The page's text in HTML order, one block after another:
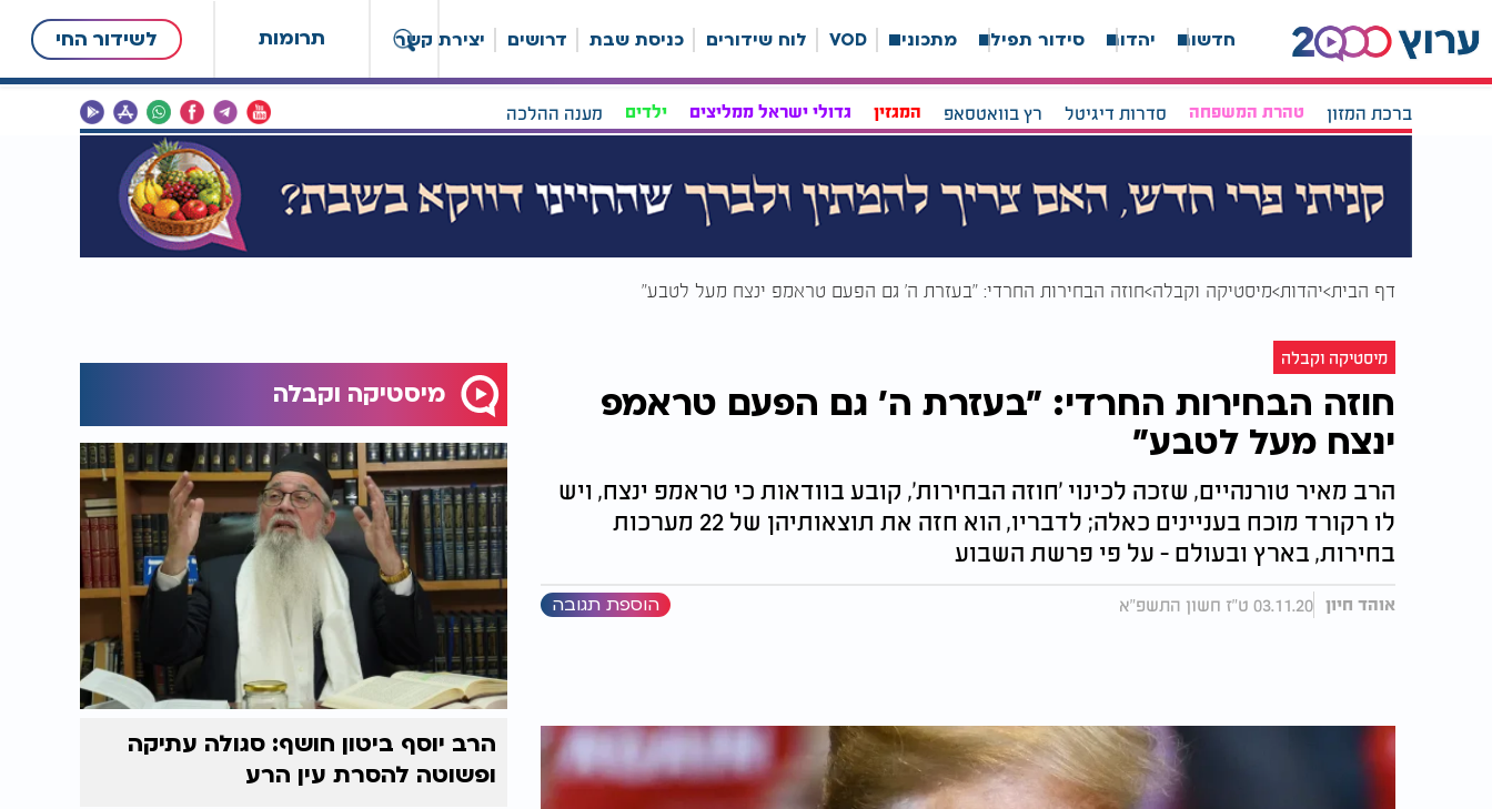
תרומות לשידור החי חדשות יהדות סידור תפילה מתכונים VOD לוח שידורים כניסת שבת דרושים יצירת קשר
ברכת המזון טהרת המשפחה סדרות דיגיטל רץ בוואטסאפ המגזין גדולי ישראל ממליצים ילדים מענה ההלכה
דף הבית יהדות מיסטיקה וקבלה חוזה הבחירות החרדי: "בעזרת ה’ גם הפעם טראמפ ינצח מעל לטבע"
מיסטיקה וקבלה
חוזה הבחירות החרדי: "בעזרת ה’ גם הפעם טראמפ
ינצח מעל לטבע"
הרב מאיר טורנהיים, שזכה לכינוי 'חוזה הבחירות', קובע בוודאות כי טראמפ ינצח, ויש
לו רקורד מוכח בעניינים כאלה; לדבריו, הוא חזה את תוצאותיהן של 22 מערכות
בחירות, בארץ ובעולם - על פי פרשת השבוע
אוהד חיון 03.11.20 ט"ז חשון התשפ"א הוספת תגובה
מיסטיקה וקבלה
הרב יוסף ביטון חושף: סגולה עתיקה
ופשוטה להסרת עין הרע